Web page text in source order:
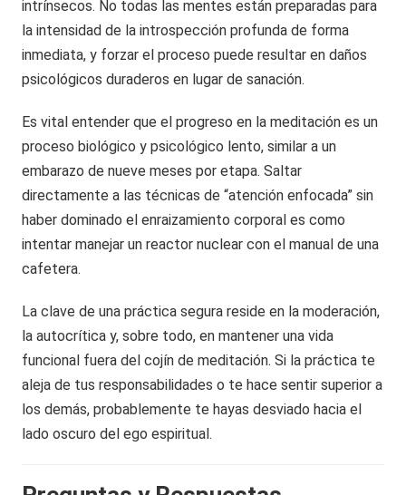
intrínsecos. No todas las mentes están preparadas para
la intensidad de la introspección profunda de forma
inmediata, y forzar el proceso puede resultar en daños
psicológicos duraderos en lugar de sanación.
Es vital entender que el progreso en la meditación es un
proceso biológico y psicológico lento, similar a un
embarazo de nueve meses por etapa. Saltar
directamente a las técnicas de “atención enfocada” sin
haber dominado el enraizamiento corporal es como
intentar manejar un reactor nuclear con el manual de una
cafetera.
La clave de una práctica segura reside en la moderación,
la autocrítica y, sobre todo, en mantener una vida
funcional fuera del cojín de meditación. Si la práctica te
aleja de tus responsabilidades o te hace sentir superior a
los demás, probablemente te hayas desviado hacia el
lado oscuro del ego espiritual.